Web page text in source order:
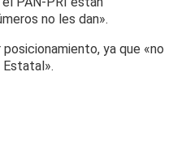
no les dan».
ya que «no